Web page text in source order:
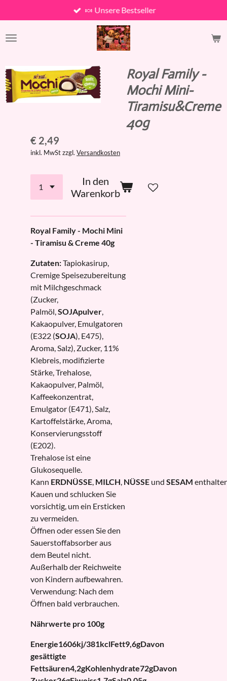
Hauptinhalt
springen
🍬 Unsere Bestseller
Royal Family -
Mochi Mini-
Tiramisu&Creme
40g
€ 2,49
inkl. MwSt zzgl. Versandkosten
In den
Warenkorb
Royal Family - Mochi Mini
- Tiramisu & Creme 40g
Zutaten:Tapiokasirup,
Cremige Speisezubereitung
mit Milchgeschmack
(Zucker,
Palmöl,SOJApulver,
Kakaopulver, Emulgatoren
(E322 (SOJA), E475),
Aroma, Salz), Zucker, 11%
Klebreis, modifizierte
Stärke, Trehalose,
Kakaopulver, Palmöl,
Kaffeekonzentrat,
Emulgator (E471), Salz,
Kartoffelstärke, Aroma,
Konservierungsstoff
(E202).
Trehalose ist eine
Glukosequelle.
Kann ERDNÜSSE, MILCH, NÜSSE und SESAM
Kauen und schlucken Sie
vorsichtig, um ein Ersticken
zu vermeiden.
Öffnen oder essen Sie den
Sauerstoffabsorber aus
dem Beutel nicht.
Außerhalb der Reichweite
von Kindern aufbewahren.
Verwendung: Nach dem
Öffnen bald verbrauchen.
Nährwerte pro 100g
Energie1606kj/381kclFett9,6gDavon
gesättigte
Fettsäuren4,2gKohlenhydrate72gDavon